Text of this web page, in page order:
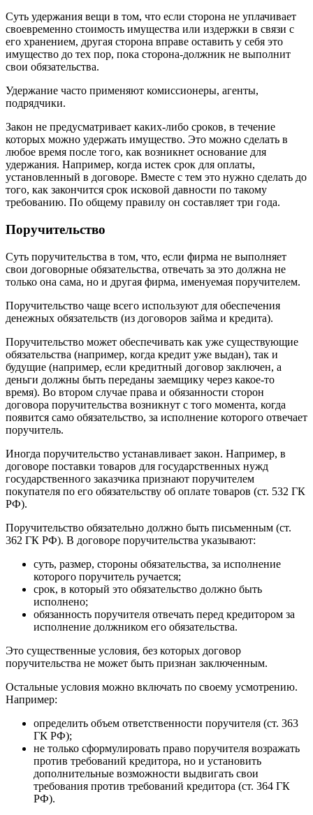
Суть удержания вещи в том, что если сторона не уплачивает
своевременно стоимость имущества или издержки в связи с
его хранением, другая сторона вправе оставить у себя это
имущество до тех пор, пока сторона-должник не выполнит
свои обязательства.
Удержание часто применяют комиссионеры, агенты,
подрядчики.
Закон не предусматривает каких-либо сроков, в течение
которых можно удержать имущество. Это можно сделать в
любое время после того, как возникнет основание для
удержания. Например, когда истек срок для оплаты,
установленный в договоре. Вместе с тем это нужно сделать до
того, как закончится срок исковой давности по такому
требованию. По общему правилу он составляет три года.
Поручительство
Суть поручительства в том, что, если фирма не выполняет
свои договорные обязательства, отвечать за это должна не
только она сама, но и другая фирма, именуемая поручителем.
Поручительство чаще всего используют для обеспечения
денежных обязательств (из договоров займа и кредита).
Поручительство может обеспечивать как уже существующие
обязательства (например, когда кредит уже выдан), так и
будущие (например, если кредитный договор заключен, а
деньги должны быть переданы заемщику через какое-то
время). Во втором случае права и обязанности сторон
договора поручительства возникнут с того момента, когда
появится само обязательство, за исполнение которого отвечает
поручитель.
Иногда поручительство устанавливает закон. Например, в
договоре поставки товаров для государственных нужд
государственного заказчика признают поручителем
покупателя по его обязательству об оплате товаров (ст. 532 ГК
РФ).
Поручительство обязательно должно быть письменным (ст.
362 ГК РФ). В договоре поручительства указывают:
суть, размер, стороны обязательства, за исполнение
которого поручитель ручается;
срок, в который это обязательство должно быть
исполнено;
обязанность поручителя отвечать перед кредитором за
исполнение должником его обязательства.
Это существенные условия, без которых договор
поручительства не может быть признан заключенным.
Остальные условия можно включать по своему усмотрению.
Например:
определить объем ответственности поручителя (ст. 363
ГК РФ);
не только сформулировать право поручителя возражать
против требований кредитора, но и установить
дополнительные возможности выдвигать свои
требования против требований кредитора (ст. 364 ГК
РФ).